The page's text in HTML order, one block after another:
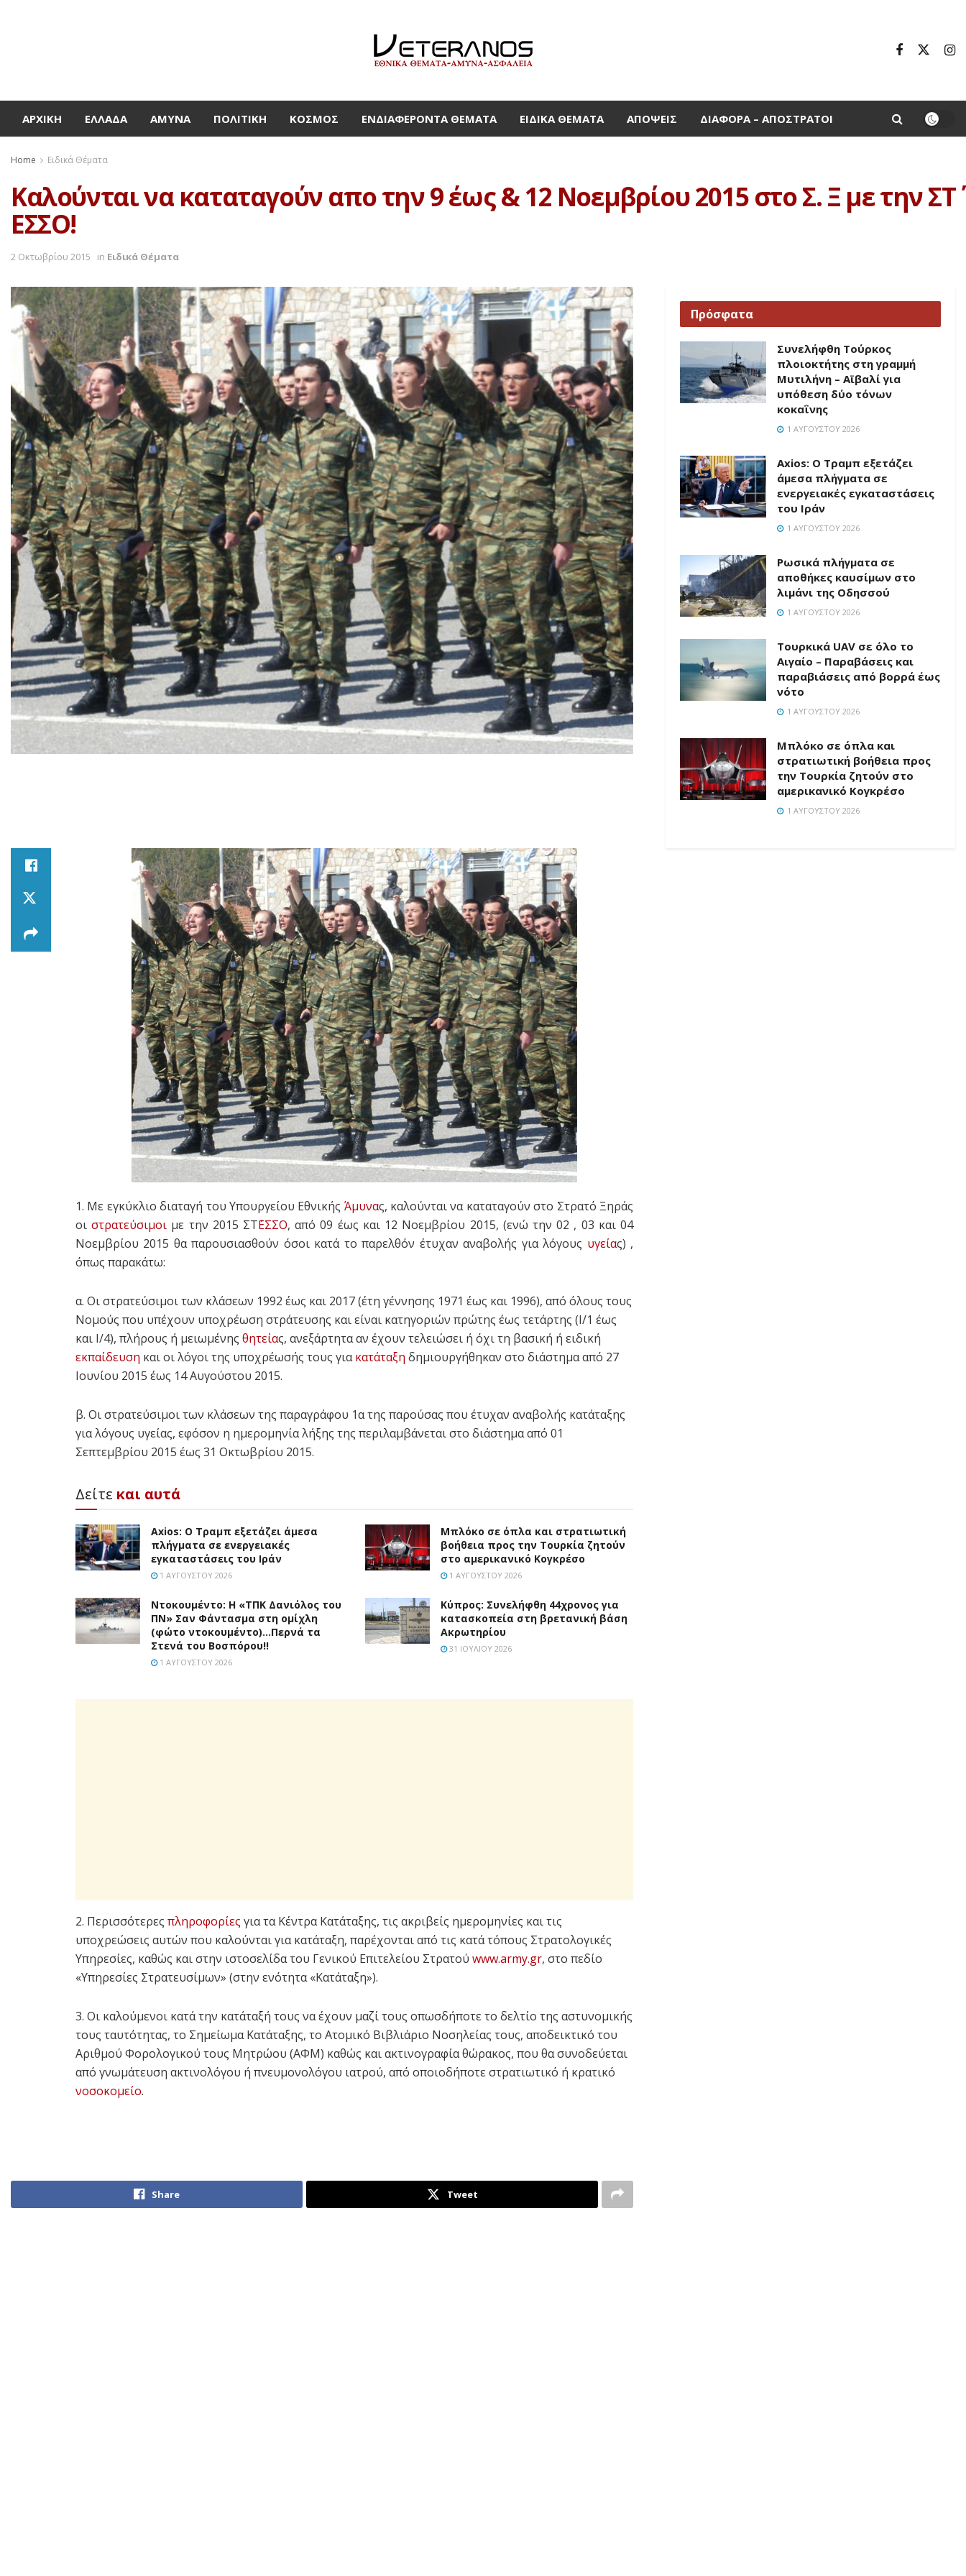
ΑΡΧΙΚΉ ΕΛΛΆΔΑ ΆΜΥΝΑ ΠΟΛΙΤΙΚΉ ΚΌΣΜΟΣ ΕΝΔΙΑΦΈΡΟΝΤΑ ΘΈΜΑΤΑ ΕΙΔΙΚΆ ΘΈΜΑΤΑ ΑΠΌΨΕΙΣ ΔΙΆΦΟΡΑ – ΑΠΌΣΤΡΑΤΟΙ
Home Ειδικά Θέματα
Καλούνται να καταταγούν απο την 9 έως & 12 Νοεμβρίου 2015 στο Σ. Ξ με την ΣΤ΄
ΕΣΣΟ!
2 Οκτωβρίου 2015 in Ειδικά Θέματα
1. Με εγκύκλιο διαταγή του Υπουργείου Εθνικής Άμυνας, καλούνται να καταταγούν στο Στρατό Ξηράς
οιστρατεύσιμοι με την 2015 ΣΤ΄ΕΣΣΟ, από 09 έως και 12 Νοεμβρίου 2015, (ενώ την 02 , 03 και 04
Νοεμβρίου 2015 θα παρουσιασθούν όσοι κατά το παρελθόν έτυχαν αναβολής για λόγους υγείας) ,
όπως παρακάτω:
α. Οι στρατεύσιμοι των κλάσεων 1992 έως και 2017 (έτη γέννησης 1971 έως και 1996), από όλους τους
Νομούς που υπέχουν υποχρέωση στράτευσης και είναι κατηγοριών πρώτης έως τετάρτης (Ι/1 έως
και Ι/4), πλήρους ή μειωμένης θητείας, ανεξάρτητα αν έχουν τελειώσει ή όχι τη βασική ή ειδική
εκπαίδευση και οι λόγοι της υποχρέωσής τους γιακατάταξη δημιουργήθηκαν στο διάστημα από 27
Ιουνίου 2015 έως 14 Αυγούστου 2015.
β. Οι στρατεύσιμοι των κλάσεων της παραγράφου 1α της παρούσας που έτυχαν αναβολής κατάταξης
για λόγους υγείας, εφόσον η ημερομηνία λήξης της περιλαμβάνεται στο διάστημα από 01
Σεπτεμβρίου 2015 έως 31 Οκτωβρίου 2015.
Δείτε και αυτά
Axios: Ο Τραμπ εξετάζει άμεσα
πλήγματα σε ενεργειακές
εγκαταστάσεις του Ιράν
1 ΑΥΓΟΎΣΤΟΥ 2026
Μπλόκο σε όπλα και στρατιωτική
βοήθεια προς την Τουρκία ζητούν
στο αμερικανικό Κογκρέσο
1 ΑΥΓΟΎΣΤΟΥ 2026
Ντοκουμέντο: H «ΤΠΚ Δανιόλος του
ΠΝ» Σαν Φάντασμα στη ομίχλη
(φώτο ντοκουμέντο)…Περνά τα
Στενά του Βοσπόρου!!
1 ΑΥΓΟΎΣΤΟΥ 2026
Κύπρος: Συνελήφθη 44χρονος για
κατασκοπεία στη βρετανική βάση
Ακρωτηρίου
31 ΙΟΥΛΊΟΥ 2026
2. Περισσότερες πληροφορίες για τα Κέντρα Κατάταξης, τις ακριβείς ημερομηνίες και τις
υποχρεώσεις αυτών που καλούνται για κατάταξη, παρέχονται από τις κατά τόπους Στρατολογικές
Υπηρεσίες, καθώς και στην ιστοσελίδα του Γενικού Επιτελείου Στρατού www.army.gr, στο πεδίο
«Υπηρεσίες Στρατευσίμων» (στην ενότητα «Κατάταξη»).
3. Οι καλούμενοι κατά την κατάταξή τους να έχουν μαζί τους οπωσδήποτε το δελτίο της αστυνομικής
τους ταυτότητας, το Σημείωμα Κατάταξης, το Ατομικό Βιβλιάριο Νοσηλείας τους, αποδεικτικό του
Αριθμού Φορολογικού τους Μητρώου (ΑΦΜ) καθώς και ακτινογραφία θώρακος, που θα συνοδεύεται
από γνωμάτευση ακτινολόγου ή πνευμονολόγου ιατρού, από οποιοδήποτε στρατιωτικό ή κρατικό
νοσοκομείο.
Share Tweet
Πρόσφατα
Συνελήφθη Τούρκος
πλοιοκτήτης στη γραμμή
Μυτιλήνη – Αϊβαλί για
υπόθεση δύο τόνων
κοκαΐνης
1 ΑΥΓΟΎΣΤΟΥ 2026
Axios: Ο Τραμπ εξετάζει
άμεσα πλήγματα σε
ενεργειακές εγκαταστάσεις
του Ιράν
1 ΑΥΓΟΎΣΤΟΥ 2026
Ρωσικά πλήγματα σε
αποθήκες καυσίμων στο
λιμάνι της Οδησσού
1 ΑΥΓΟΎΣΤΟΥ 2026
Τουρκικά UAV σε όλο το
Αιγαίο – Παραβάσεις και
παραβιάσεις από βορρά έως
νότο
1 ΑΥΓΟΎΣΤΟΥ 2026
Μπλόκο σε όπλα και
στρατιωτική βοήθεια προς
την Τουρκία ζητούν στο
αμερικανικό Κογκρέσο
1 ΑΥΓΟΎΣΤΟΥ 2026